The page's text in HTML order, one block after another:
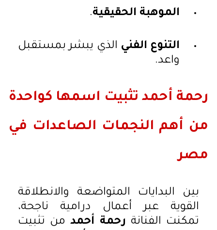
الموهبة الحقيقية.
التنوع الفني الذي يبشر بمستقبل
واعد.
رحمة أحمد تثبيت اسمها كواحدة
من أهم النجمات الصاعدات في
مصر
بين البدايات المتواضعة والانطلاقة
القوية عبر أعمال درامية ناجحة،
تمكنت الفنانة رحمة أحمدمن تثبيت